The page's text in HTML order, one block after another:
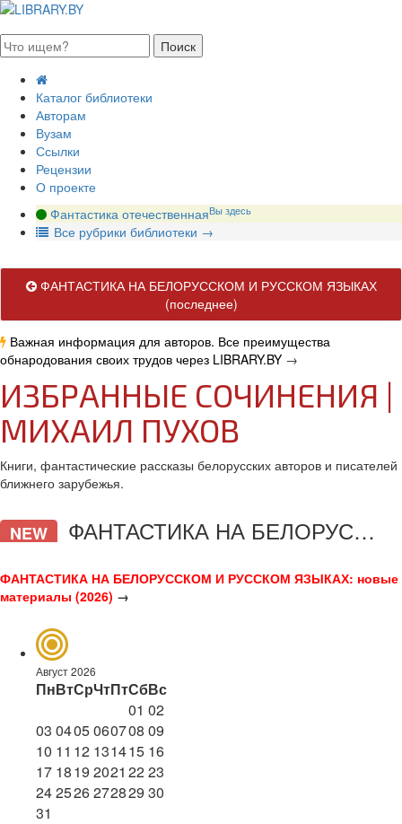
Каталог библиотеки
Авторам
Вузам
Ссылки
Рецензии
О проекте
Фантастика отечественнаяВы здесь
Все рубрики библиотеки →
ФАНТАСТИКА НА БЕЛОРУССКОМ И РУССКОМ ЯЗЫКАХ
(последнее)
Важная информация для авторов. Все преимущества
обнародования своих трудов через LIBRARY.BY →
ИЗБРАННЫЕ СОЧИНЕНИЯ |
МИХАИЛ ПУХОВ
Книги, фантастические рассказы белорусских авторов и писателей
ближнего зарубежья.
NEW ФАНТАСТИКА НА БЕЛОРУССКОМ И РУССКОМ ЯЗЫКАХ
ФАНТАСТИКА НА БЕЛОРУССКОМ И РУССКОМ ЯЗЫКАХ: новые
материалы (2026) →
Август 2026
ПнВтСрЧтПтСбВс
01 02
03 0405060708 09
10 11 12 131415 16
17 1819 2021 2223
242526272829 30
31